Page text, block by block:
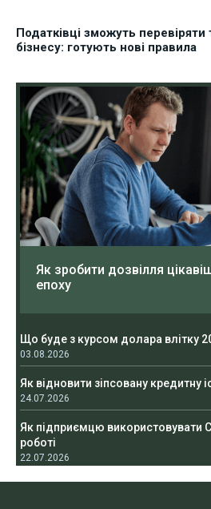
Податківці зможуть перевіряти
бізнесу: готують нові правила
Як зробити дозвілля
епоху
Що буде з курсом долара влітку
03.08.2026
Як відновити зіпсовану кредитну
24.07.2026
Як підприємцю використовувати
роботі
22.07.2026